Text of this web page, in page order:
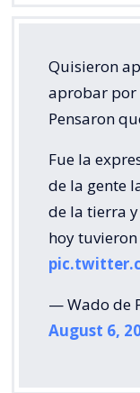
Quisieron
aprobar por
Pensaron
Fue la
de la gente
de la tierra
hoy
— Wado de
August 6,